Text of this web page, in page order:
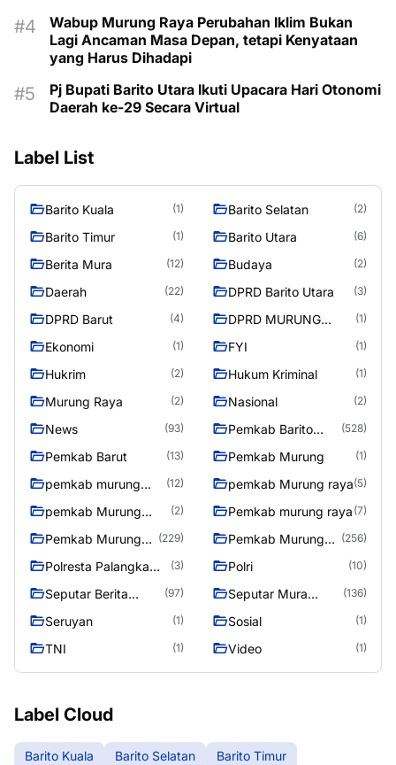
Wabup Murung Raya Perubahan Iklim Bukan
Lagi Ancaman Masa Depan, tetapi Kenyataan
yang Harus Dihadapi
Pj Bupati Barito Utara Ikuti Upacara Hari Otonomi
Daerah ke-29 Secara Virtual
Label List
Barito Kuala (1) Barito Selatan (2)
Barito Timur (1) Barito Utara (6)
Berita Mura (12) Budaya (2)
Daerah (22) DPRD Barito Utara (3)
DPRD Barut (4)
DPRD MURUNG
(1)
Ekonomi (1) FYI (1)
Hukrim (2) Hukum Kriminal (1)
Murung Raya (2) Nasional (2)
News (93)
Pemkab Barito
(528)
Pemkab Barut (13) Pemkab Murung (1)
pemkab murung
(12) pemkab Murung raya(5)
pemkab Murung
(2) Pemkab murung raya (7)
Pemkab Murung
(229)
Pemkab Murung
(256)
Polresta Palangka
(3) Polri (10)
Seputar Berita
(97)
Seputar Mura
(136)
Seruyan (1) Sosial (1)
TNI (1) Video (1)
Label Cloud
Barito Kuala Barito Selatan
Barito Timur